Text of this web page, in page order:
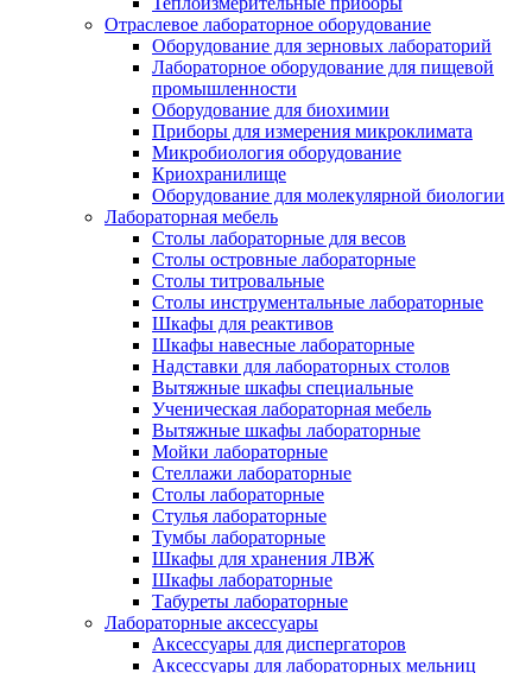
Отраслевое лабораторное оборудование
Оборудование для зерновых лабораторий
Лабораторное оборудование для пищевой
промышленности
Оборудование для биохимии
Приборы для измерения микроклимата
Микробиология оборудование
Криохранилище
Оборудование для молекулярной биологии
Лабораторная мебель
Столы лабораторные для весов
Столы островные лабораторные
Столы титровальные
Столы инструментальные лабораторные
Шкафы для реактивов
Шкафы навесные лабораторные
Надставки для лабораторных столов
Вытяжные шкафы специальные
Ученическая лабораторная мебель
Вытяжные шкафы лабораторные
Мойки лабораторные
Стеллажи лабораторные
Столы лабораторные
Стулья лабораторные
Тумбы лабораторные
Шкафы для хранения ЛВЖ
Шкафы лабораторные
Табуреты лабораторные
Лабораторные аксессуары
Аксессуары для диспергаторов
Аксессуары для лабораторных мельниц